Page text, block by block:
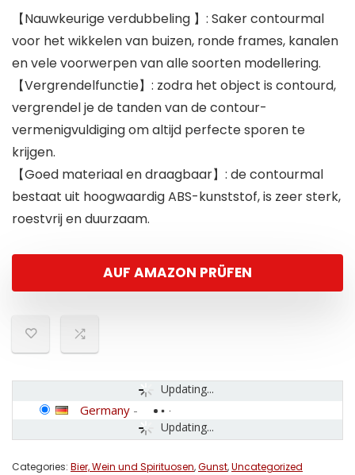
【Nauwkeurige verdubbeling 】: Saker contourmal
voor het wikkelen van buizen, ronde frames, kanalen
en vele voorwerpen van alle soorten modellering.
【Vergrendelfunctie】: zodra het object is contourd,
vergrendel je de tanden van de contour-
vermenigvuldiging om altijd perfecte sporen te
krijgen.
【Goed materiaal en draagbaar】: de contourmal
bestaat uit hoogwaardig ABS-kunststof, is zeer sterk,
roestvrij en duurzaam.
AUF AMAZON PRÜFEN
Updating...
Updating...
Germany -
Categories: Bier, Wein und Spirituosen,Gunst,Uncategorized